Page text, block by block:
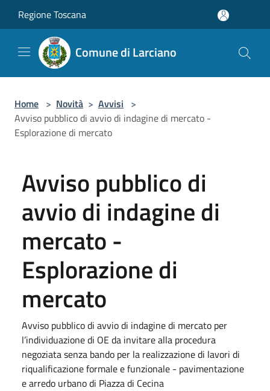
Regione Toscana
Comune di Larciano
Home > Novità > Avvisi >
Avviso pubblico di avvio di indagine di mercato -
Esplorazione di mercato
Avviso pubblico di
avvio di indagine di
mercato -
Esplorazione di
mercato
Avviso pubblico di avvio di indagine di mercato per
l’individuazione di OE da invitare alla procedura
negoziata senza bando per la realizzazione di lavori di
riqualificazione formale e funzionale - pavimentazione
e arredo urbano di Piazza di Cecina